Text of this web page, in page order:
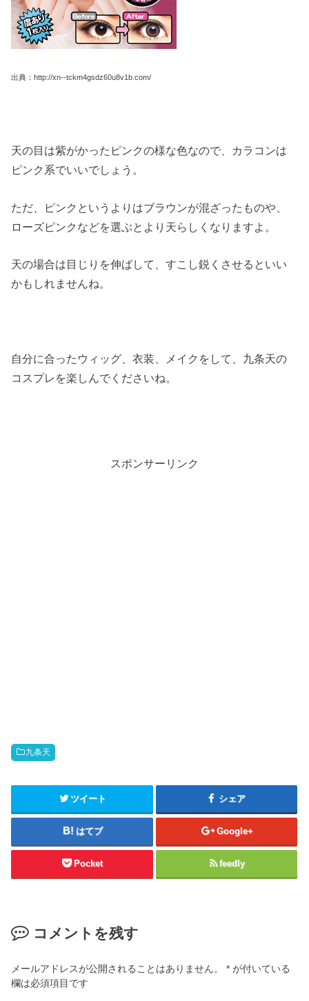
出典：http://xn--tckm4gsdz60u8v1b.com/
天の目は紫がかったピンクの様な色なので、カラコンは
ピンク系でいいでしょう。
ただ、ピンクというよりはブラウンが混ざったものや、
ローズピンクなどを選ぶとより天らしくなりますよ。
天の場合は目じりを伸ばして、すこし鋭くさせるといい
かもしれませんね。
自分に合ったウィッグ、衣装、メイクをして、九条天の
コスプレを楽しんでくださいね。
スポンサーリンク
九条天
ツイート シェア
はてブ Google+
Pocket feedly
コメントを残す
メールアドレスが公開されることはありません。 * が付いている
欄は必須項目です